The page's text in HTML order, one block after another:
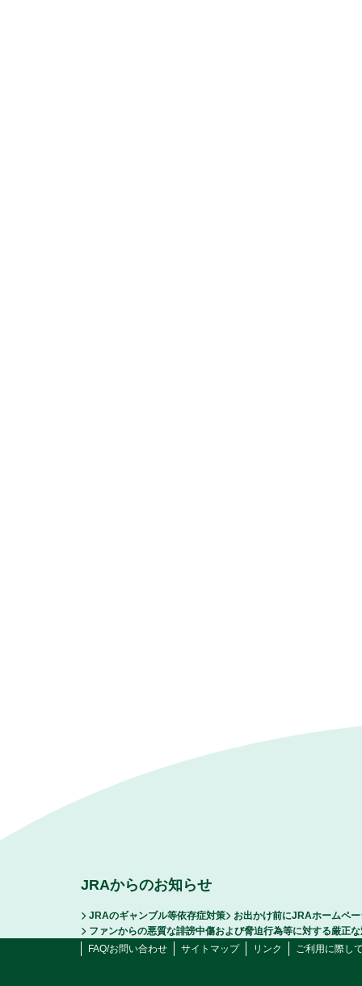
JRAからのお知らせ
JRAのギャンブル等依存症対策
お出かけ前にJRAホームペ
ファンからの悪質な誹謗中傷および脅迫行為等に対する厳正
FAQ/お問い合わせ
サイトマップ リンク ご利用に際し